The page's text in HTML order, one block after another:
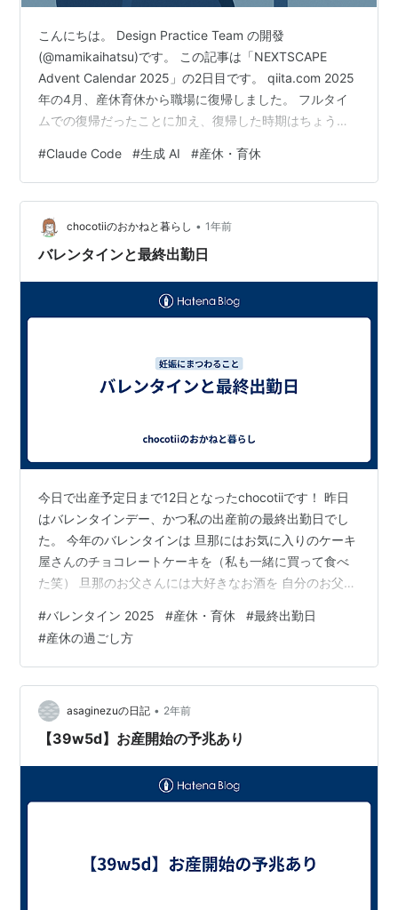
こんにちは。 Design Practice Team の開發
(@mamikaihatsu)です。 この記事は「NEXTSCAPE
Advent Calendar 2025」の2日目です。 qiita.com 2025
年の4月、産休育休から職場に復帰しました。 フルタイ
ムでの復帰だったことに加え、復帰した時期はちょうど
変わっており、「置いていかれているかもしれない」と
いう不安を抱えながらのスタートでした。 さらに生活面
では、保育園からの呼び出しや夜泣きによる睡眠不足な
ど、日々のリズムも安定せず、最初の4月・5月は正直あ
まり記憶がないほど慌た…
#Claude Code #生成 AI #産休・育休
chocotiiのおかねと暮らし • 1年前
バレンタインと最終出勤日
今日で出産予定日まで12日となったchocotiiです！ 昨日
はバレンタインデー、かつ私の出産前の最終出勤日でし
た。 今年のバレンタインは 旦那にはお気に入りのケーキ
屋さんのチョコレートケーキを（私も一緒に買って食べ
た笑） 旦那のお父さんには大好きなお酒を 自分のお父さ
に他界） こんな感じでした。 今年は手作りしようかとも
考えていたんだけど、 血糖値が上がりやすいこととかを
旦那がすごく気にしていたため、それは延期しました笑
そして昨日は最終出勤日だったので、職場にご挨拶もか
ねてお菓子を持っていきました。 おかきみたいな乾物系
がいいかなとも思った…
#バレンタイン 2025 #産休・育休 #最終出勤日
#産休の過ごし方
asaginezuの日記 • 2年前
【39w5d】お産開始の予兆あり